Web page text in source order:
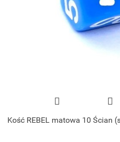
Kość REBEL matowa 10 Ścian